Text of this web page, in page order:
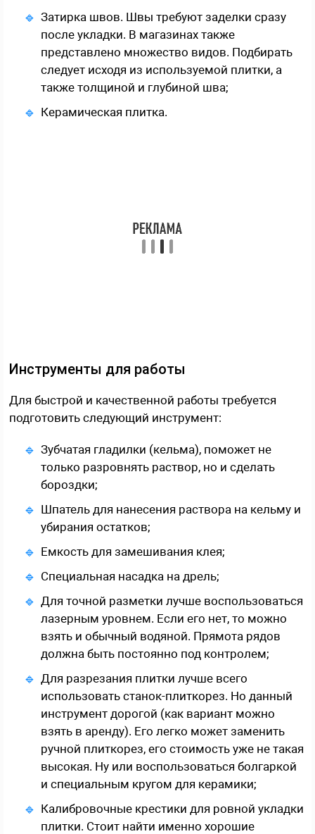
Затирка швов. Швы требуют заделки сразу
после укладки. В магазинах также
представлено множество видов. Подбирать
следует исходя из используемой плитки, а
также толщиной и глубиной шва;
Керамическая плитка.
Инструменты для работы
Для быстрой и качественной работы требуется
подготовить следующий инструмент:
Зубчатая гладилки (кельма), поможет не
только разровнять раствор, но и сделать
бороздки;
Шпатель для нанесения раствора на кельму и
убирания остатков;
Емкость для замешивания клея;
Специальная насадка на дрель;
Для точной разметки лучше воспользоваться
лазерным уровнем. Если его нет, то можно
взять и обычный водяной. Прямота рядов
должна быть постоянно под контролем;
Для разрезания плитки лучше всего
использовать станок-плиткорез. Но данный
инструмент дорогой (как вариант можно
взять в аренду). Его легко может заменить
ручной плиткорез, его стоимость уже не такая
высокая. Ну или воспользоваться болгаркой
и специальным кругом для керамики;
Калибровочные крестики для ровной укладки
плитки. Стоит найти именно хорошие